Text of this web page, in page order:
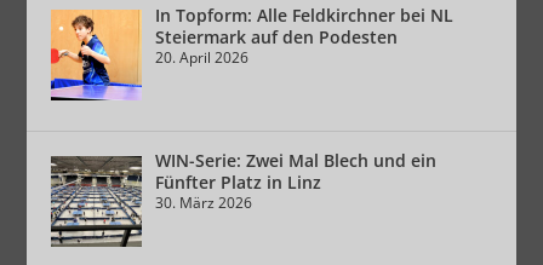
In Topform: Alle Feldkirchner bei NL
Steiermark auf den Podesten
20. April 2026
WIN-Serie: Zwei Mal Blech und ein
Fünfter Platz in Linz
30. März 2026